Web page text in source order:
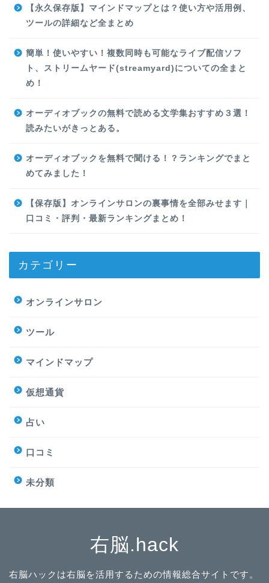
【永久保存版】マインドマップとは？使い方や活用例、
ツールの詳細など全まとめ
簡単！使いやすい！複数同時も可能なライブ配信ソフ
ト、ストリームヤード(streamyard)についての全まと
め！
オーディオブックの無料で読める文学集おすすめ３選！
読みたいがきっとある。
オーディオブックを無料で聞ける！？ランキングでまと
めてみました！
【保存版】オンラインサロンの裏事情を全部みせます｜
口コミ・評判・最新ランキングまとめ！
カテゴリー
オンラインサロン
ツール
マインドマップ
仮想通貨
占い
口コミ
未分類
右脳.hack
右脳ハックは右脳を活用するための情報総合サイトです。